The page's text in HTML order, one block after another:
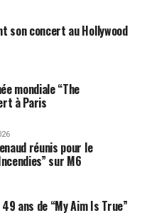
son concert au Hollywood
mondiale “The
à Paris
réunis pour le
sur M6
ans de “My Aim Is True”